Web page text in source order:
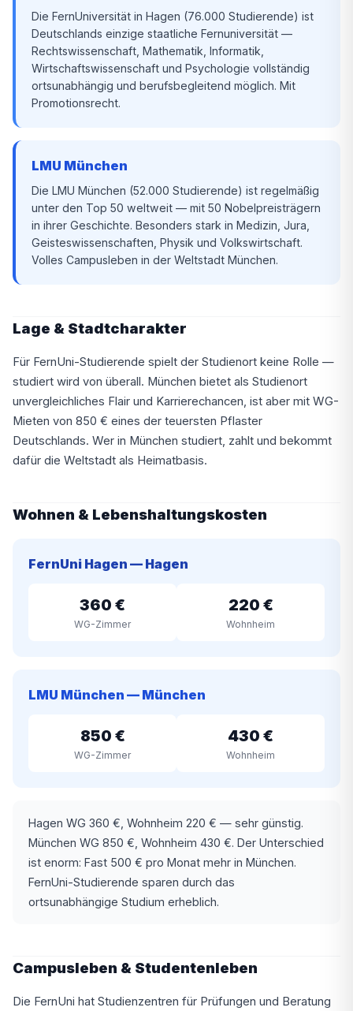
Die FernUniversität in Hagen (76.000 Studierende) ist
Deutschlands einzige staatliche Fernuniversität —
Rechtswissenschaft, Mathematik, Informatik,
Wirtschaftswissenschaft und Psychologie vollständig
ortsunabhängig und berufsbegleitend möglich. Mit
Promotionsrecht.
LMU München
Die LMU München (52.000 Studierende) ist regelmäßig
unter den Top 50 weltweit — mit 50 Nobelpreisträgern
in ihrer Geschichte. Besonders stark in Medizin, Jura,
Geisteswissenschaften, Physik und Volkswirtschaft.
Volles Campusleben in der Weltstadt München.
Lage & Stadtcharakter
Für FernUni-Studierende spielt der Studienort keine Rolle —
studiert wird von überall. München bietet als Studienort
unvergleichliches Flair und Karrierechancen, ist aber mit WG-
Mieten von 850 € eines der teuersten Pflaster
Deutschlands. Wer in München studiert, zahlt und bekommt
dafür die Weltstadt als Heimatbasis.
Wohnen & Lebenshaltungskosten
FernUni Hagen — Hagen
360 €
WG-Zimmer
220 €
Wohnheim
LMU München — München
850 €
WG-Zimmer
430 €
Wohnheim
Hagen WG 360 €, Wohnheim 220 € — sehr günstig.
München WG 850 €, Wohnheim 430 €. Der Unterschied
ist enorm: Fast 500 € pro Monat mehr in München.
FernUni-Studierende sparen durch das
ortsunabhängige Studium erheblich.
Campusleben & Studentenleben
Die FernUni hat Studienzentren für Prüfungen und Beratung